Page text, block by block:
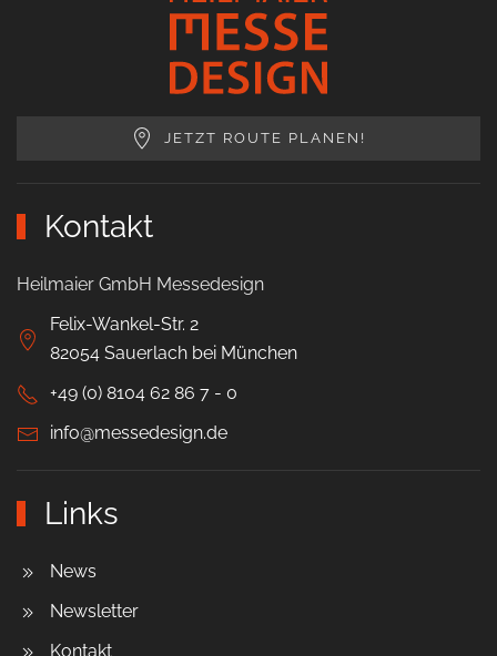
JETZT ROUTE PLANEN!
Kontakt
Heilmaier GmbH Messedesign
Felix-Wankel-Str. 2
82054 Sauerlach bei München
+49 (0) 8104 62 86 7 - 0
info@messedesign.de
Links
News
Newsletter
Kontakt